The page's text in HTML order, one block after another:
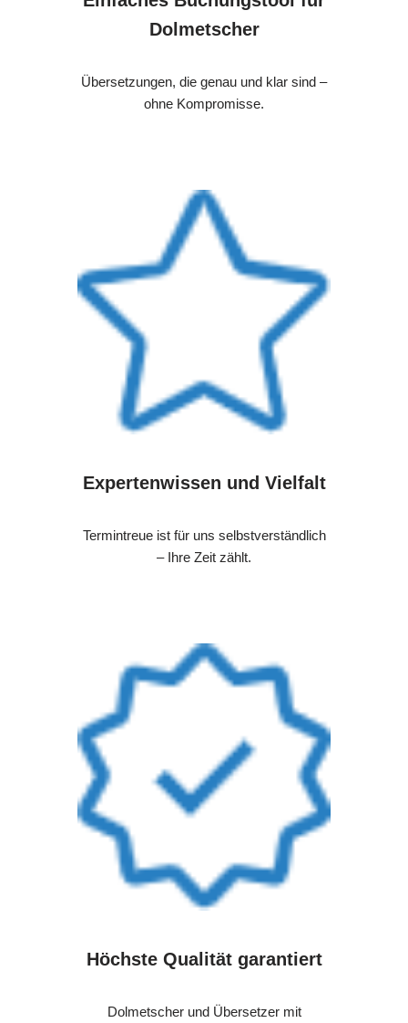
Dolmetscher
Übersetzungen, die genau und klar sind –
ohne Kompromisse.
Expertenwissen und Vielfalt
Termintreue ist für uns selbstverständlich
– Ihre Zeit zählt.
Höchste Qualität garantiert
Dolmetscher und Übersetzer mit